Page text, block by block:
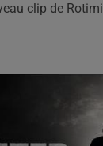
clip de